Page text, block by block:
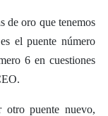
de oro que tenemos
el puente número
6 en cuestiones
otro puente nuevo,